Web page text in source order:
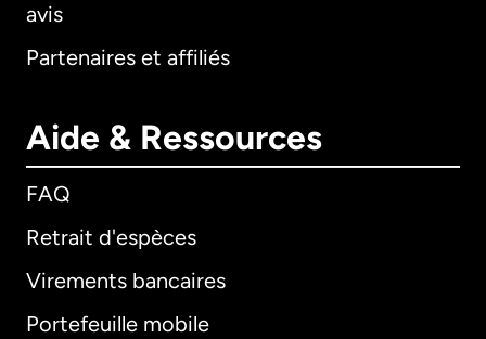
avis
Partenaires et affiliés
Aide & Ressources
FAQ
Retrait d'espèces
Virements bancaires
Portefeuille mobile